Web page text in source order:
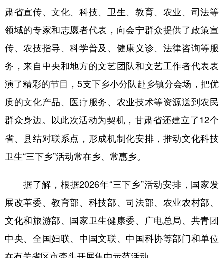
肃省宣传、文化、科技、卫生、教育、农业、司法等
领域的专家和志愿者代表，向会宁群众提供了政策宣
传、农技指导、科学普及、健康义诊、法律咨询等服
务，来自中央和地方的文艺团队和文艺工作者代表表
演了精彩的节目，5支下乡小分队赴乡镇分会场，把优
质的文化产品、医疗服务、农业技术等资源送到农民
群众身边。以此次活动为契机，甘肃省还建立了12个
省、县结对联系点，形成机制化安排，推动文化科技
卫生“三下乡”活动常在乡、常惠乡。
据了解，根据2026年“三下乡”活动安排，国家发
展改革委、教育部、科技部、司法部、农业农村部、
文化和旅游部、国家卫生健康委、广电总局、共青团
中央、全国妇联、中国文联、中国科协等部门和单位